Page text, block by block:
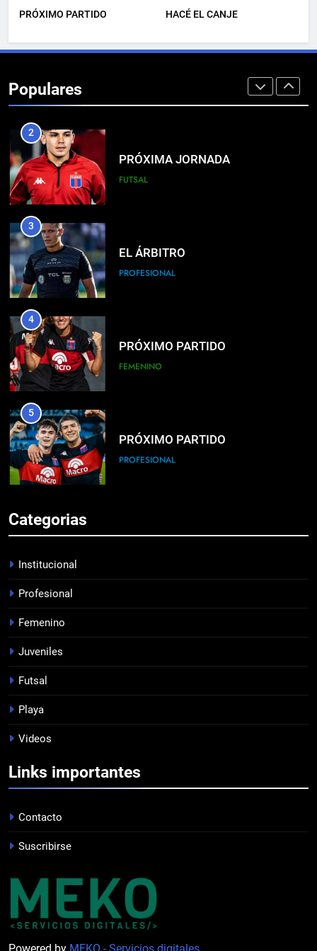
PRÓXIMO PARTIDO HACÉ EL CANJE
Populares
LISTA DE CONVOCADOS
2
PRÓXIMA JORNADA
3
EL ÁRBITRO
4
PRÓXIMO PARTIDO
5
PRÓXIMO PARTIDO
7
PROFESIONAL
8
1
PRÓXIMA JORNADA
FUTSAL
Categorias
Institucional
Profesional
Femenino
Juveniles
Futsal
Playa
Videos
Links importantes
Contacto
Suscribirse